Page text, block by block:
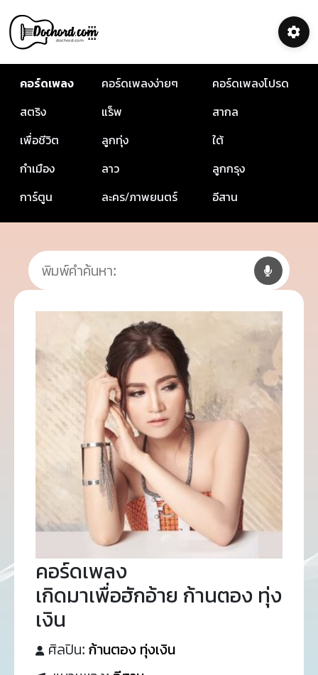
คอร์ดเพลง คอร์ดเพลงง่ายๆ
คอร์ดเพลงโปรด
สตริง
แร็พ
สากล
เพื่อชีวิต
ลูกทุ่ง
ใต้
กำเมือง
ลาว
ลูกกรุง
การ์ตูน
ละคร/ภาพยนตร์ อีสาน
คอร์ดเพลง
เกิดมาเพื่อฮักอ้าย ก้านตอง ทุ่ง
เงิน
ศิลปิน: ก้านตอง ทุ่งเงิน